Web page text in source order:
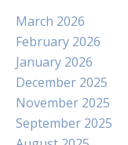
March 2026
February 2026
January 2026
December 2025
November 2025
September 2025